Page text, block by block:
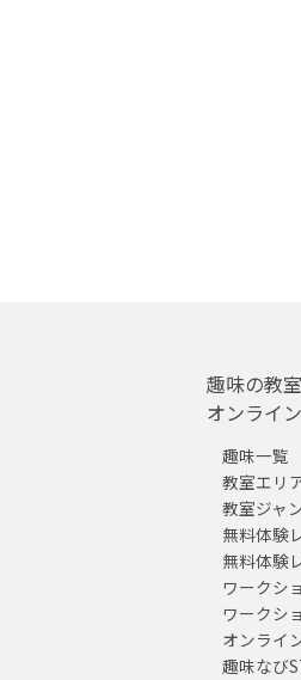
趣味の教
オンライ
趣味一覧
教室エリ
教室ジャ
無料体験
無料体験
ワークシ
ワークシ
オンライ
趣味なび